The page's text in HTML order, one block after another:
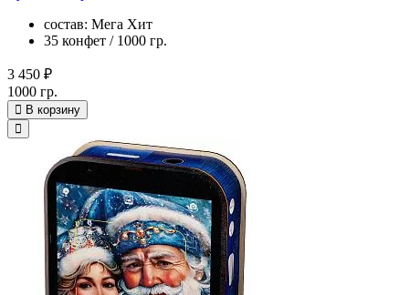
состав: Мега Хит
35 конфет / 1000 гр.
3 450 ₽
1000 гр.
В корзину